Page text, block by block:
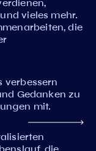
vieles mehr.
die
verbessern
Gedanken zu
mit.